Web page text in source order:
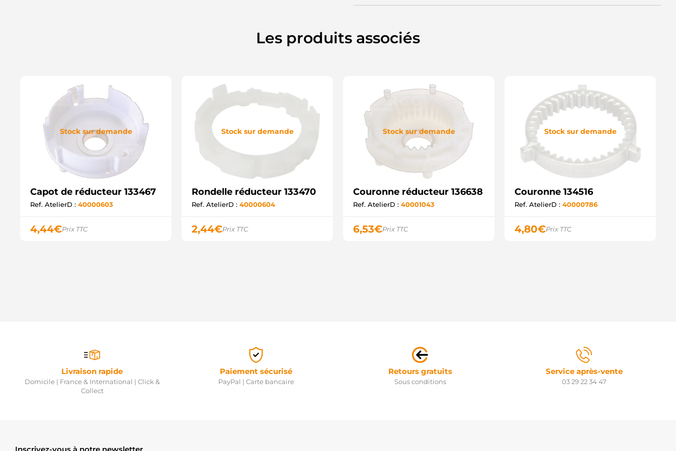
Les produits associés
Stock sur demande
Capot de réducteur 133467
Ref. AtelierD : 40000603
4,44€Prix TTC
Stock sur demande
Rondelle réducteur 133470
Ref. AtelierD : 40000604
2,44€Prix TTC
Stock sur demande
Couronne réducteur 136638
Ref. AtelierD : 40001043
6,53€Prix TTC
Stock sur demande
Couronne 134516
Ref. AtelierD : 40000786
4,80€Prix TTC
Livraison rapide
Domicile | France & International | Click &
Collect
Paiement sécurisé
PayPal | Carte bancaire
Retours gratuits
Sous conditions
Service après-vente
03 29 22 34 47